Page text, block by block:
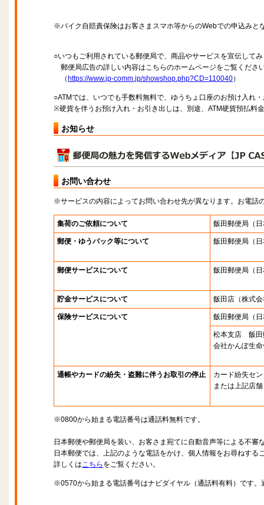
※バイク自賠責保険はお客さまスマホ等からのWebでの申込みと
○いつもご利用されている郵便局で、商品やサービスを宣伝して
郵便局広告の詳しい内容はこちらのホームページをご覧くださ
（ https://www.jp-comm.jp/showshop.php?CD=110040）
○ATMでは、いつでも手数料無料で、ゆうちょ口座のお預け入れ
※硬貨を伴うお預け入れ・お引き出しは、別途、ATM硬貨預払料
お知らせ
お問い合わせ
※サービスの内容によってお問い合わせ先が異なります。お電話
集荷のご依頼について 飯田郵便局 （
郵便・ゆうパック等について 飯田郵便局 （
郵便サービスについて 飯田郵便局 （
貯金サービスについて 飯田店 （株式
保険サービスについて 飯田郵便局 （
松本支店 飯田
会社かんぽ生
通帳やカードの紛失・盗難に伴うお取引の停止
カード紛失セ
または上記店舗
※0800から始まる電話番号は通話料無料です。
日本郵便や郵便局を装い、お客さま宛てに自動音声等による不審
日本郵便では、上記のような電話をかけ、個人情報をお尋ねする
詳しくはこちら をご覧ください。
※0570から始まる電話番号はナビダイヤル（通話料有料）です